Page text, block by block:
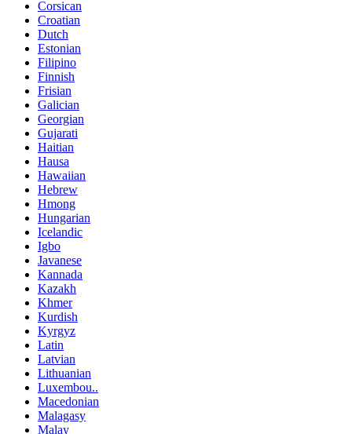
Corsican
Croatian
Dutch
Estonian
Filipino
Finnish
Frisian
Galician
Georgian
Gujarati
Haitian
Hausa
Hawaiian
Hebrew
Hmong
Hungarian
Icelandic
Igbo
Javanese
Kannada
Kazakh
Khmer
Kurdish
Kyrgyz
Latin
Latvian
Lithuanian
Luxembou..
Macedonian
Malagasy
Malay